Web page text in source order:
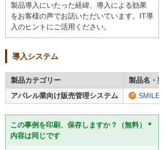
製品導入にいたった経緯、導入による効果
をお客様の声でお話いただいています。IT導
入のヒントにご活用ください。
導入システム
製品カテゴリー
製品名・型
アパレル業向け販売管理システム
SMILE
この事例を印刷、保存しますか？（無料）＊
内容は同じです